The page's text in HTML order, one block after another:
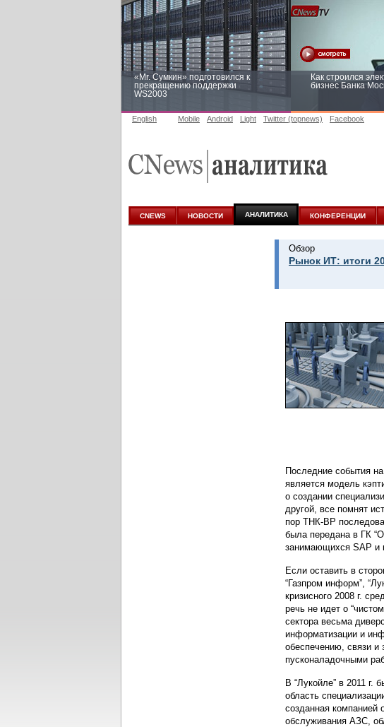
«Mr. Сумкин» подготовился к
прекращению поддержки
WS2003
Как строился
бизнес Банка
аналитике
English Mobile Android Light Twitter (topnews) Facebook
CNEWS НОВОСТИ АНАЛИТИКА КОНФЕРЕНЦИИ
Обзор
Рынок ИТ: итоги
Последние события
является модель
о создании
другой, все помнят
пор ТНК-BP
была передана в ГК
занимающихся SAP и
Если оставить в
“Газпром информ”,
кризисного 2008 г.
речь не идет о
сектора весьма
информатизации и
обеспечению, связи
пусконаладочными
В “Лукойле” в 2011 г.
область
созданная компанией
обслуживания АЗС,